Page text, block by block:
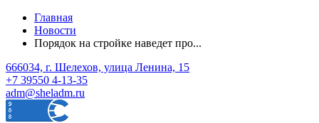
Главная
Новости
Порядок на стройке наведет про...
666034, г. Шелехов, улица Ленина, 15
+7 39550 4-13-35
adm@sheladm.ru